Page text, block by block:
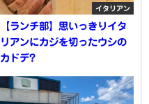
イタリアン
【ランチ部】思いっきりイタ
リアンにカジを切ったウシの
カドデ?